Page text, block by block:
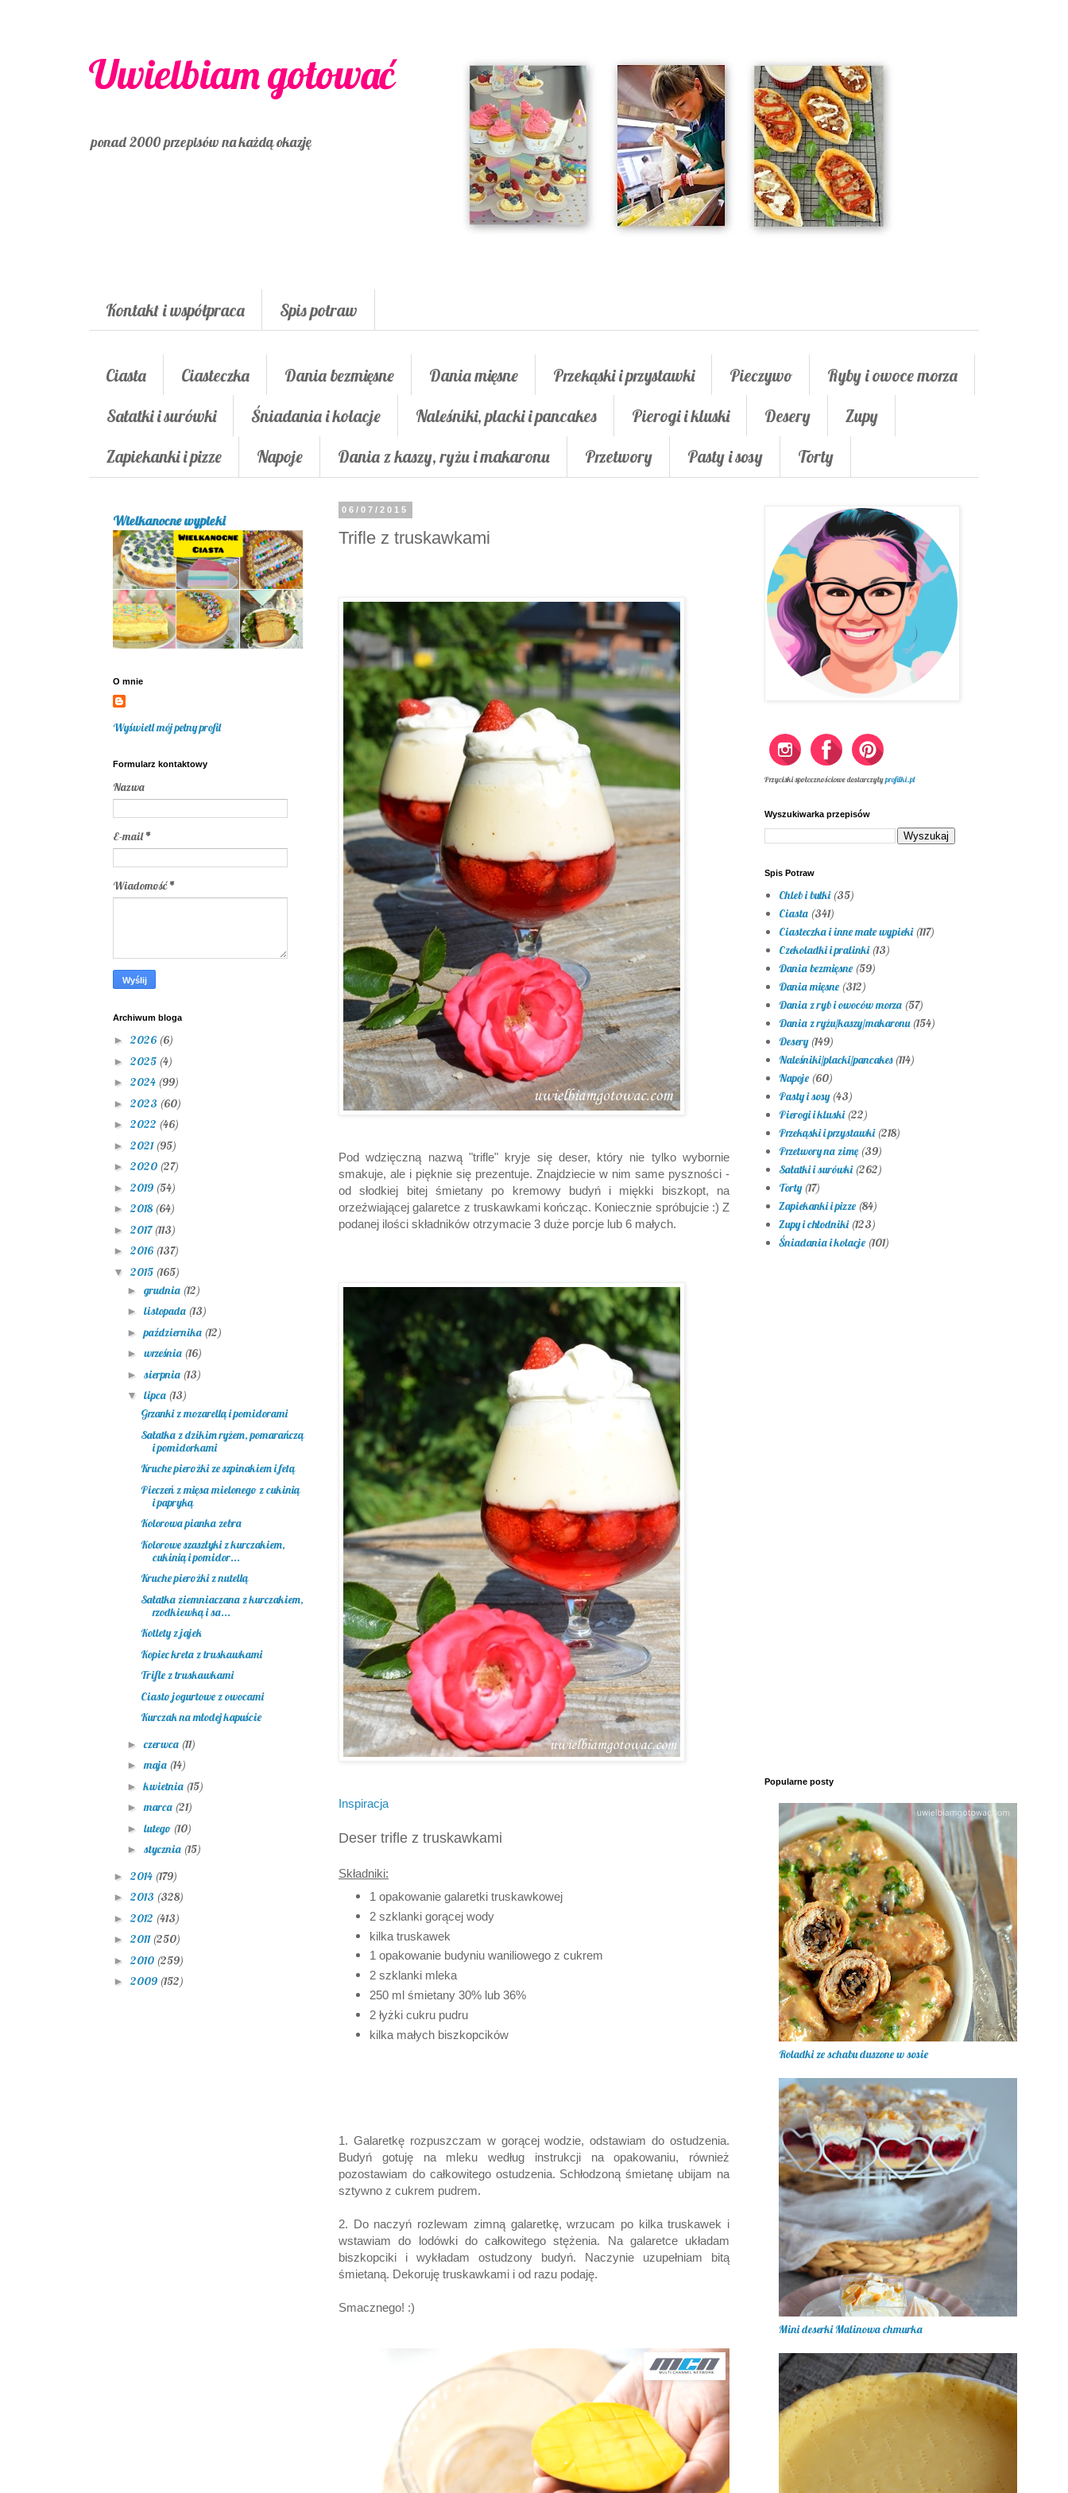
Uwielbiam gotować
ponad 2000 przepisów na każdą okazję
Kontakt i współpraca Spis potraw
Ciasta Ciasteczka Dania bezmięsne Dania mięsne Przekąski i przystawki Pieczywo
Ryby i owoce morza
Sałatki i surówki
Śniadania i kolacje Naleśniki, placki i pancakes Pierogi i kluski Desery
Zupy
Zapiekanki i pizze
Napoje Dania z kaszy, ryżu i makaronu Przetwory Pasty i sosy Torty
06/07/2015
Trifle z truskawkami
Pod wdzięczną nazwą "trifle" kryje się deser, który nie tylko wybornie
smakuje, ale i pięknie się prezentuje. Znajdziecie w nim same pyszności -
od słodkiej bitej śmietany po kremowy budyń i miękki biszkopt, na
orzeźwiającej galaretce z truskawkami kończąc. Koniecznie spróbujcie :) Z
podanej ilości składników otrzymacie 3 duże porcje lub 6 małych.
Inspiracja
Deser trifle z truskawkami
Składniki:
1 opakowanie galaretki truskawkowej
2 szklanki gorącej wody
kilka truskawek
1 opakowanie budyniu waniliowego z cukrem
2 szklanki mleka
250 ml śmietany 30% lub 36%
2 łyżki cukru pudru
kilka małych biszkopcików
1. Galaretkę rozpuszczam w gorącej wodzie, odstawiam do ostudzenia.
Budyń gotuję na mleku według instrukcji na opakowaniu, również
pozostawiam do całkowitego ostudzenia. Schłodzoną śmietanę ubijam na
sztywno z cukrem pudrem.
2. Do naczyń rozlewam zimną galaretkę, wrzucam po kilka truskawek i
wstawiam do lodówki do całkowitego stężenia. Na galaretce układam
biszkopciki i wykładam ostudzony budyń. Naczynie uzupełniam bitą
śmietaną. Dekoruję truskawkami i od razu podaję.
Smacznego! :)
Wielkanocne wypieki
O mnie
Wyświetl mój pełny profil
Formularz kontaktowy
Nazwa
E-mail*
Wiadomość*
Archiwum bloga
► 2026 (6)
► 2025 (4)
► 2024 (99)
► 2023 (60)
► 2022 (46)
► 2021 (95)
► 2020 (27)
► 2019 (54)
► 2018 (64)
► 2017(113)
► 2016 (137)
▼ 2015 (165)
► grudnia (12)
► listopada (13)
►października (12)
► września (16)
► sierpnia (13)
▼ lipca (13)
Grzanki z mozarellą i pomidorami
Sałatka z dzikim ryżem, pomarańczą
i pomidorkami
Kruche pierożki ze szpinakiem i fetą
Pieczeń z mięsa mielonego z cukinią
i papryką
Kolorowa pianka zebra
Kolorowe szaszłyki z kurczakiem,
cukinią i pomidor...
Kruche pierożki z nutellą
Sałatka ziemniaczana z kurczakiem,
rzodkiewką i sa...
Kotlety z jajek
Kopiec kreta z truskawkami
Trifle z truskawkami
Ciasto jogurtowe z owocami
Kurczak na młodej kapuście
►czerwca (11)
►maja (14)
►kwietnia (15)
►marca (21)
► lutego (10)
► stycznia (15)
► 2014 (179)
► 2013 (328)
► 2012 (413)
► 2011 (250)
► 2010 (259)
► 2009 (152)
Przyciski społecznościowe dostarczyłyprofilki.pl
Wyszukiwarka przepisów
Spis Potraw
Chleb i bułki (35)
Ciasta (341)
Ciasteczka i inne małe wypieki (117)
Czekoladki i pralinki (13)
Dania bezmięsne (59)
Dania mięsne (312)
Dania z ryb i owoców morza (57)
Dania z ryżu/kaszy/makaronu (154)
Desery (149)
Naleśniki/placki/pancakes (114)
Napoje (60)
Pasty i sosy (43)
Pierogi i kluski (22)
Przekąski i przystawki (218)
Przetwory na zimę (39)
Sałatki i surówki (262)
Torty (17)
Zapiekanki i pizze (84)
Zupy i chłodniki (123)
Śniadania i kolacje (101)
Popularne posty
Roladki ze schabu duszone w sosie
Mini deserki Malinowa chmurka